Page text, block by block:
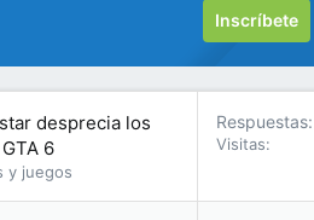
Inscríbete
desprecia los
6
y juegos
Respuestas
Visitas